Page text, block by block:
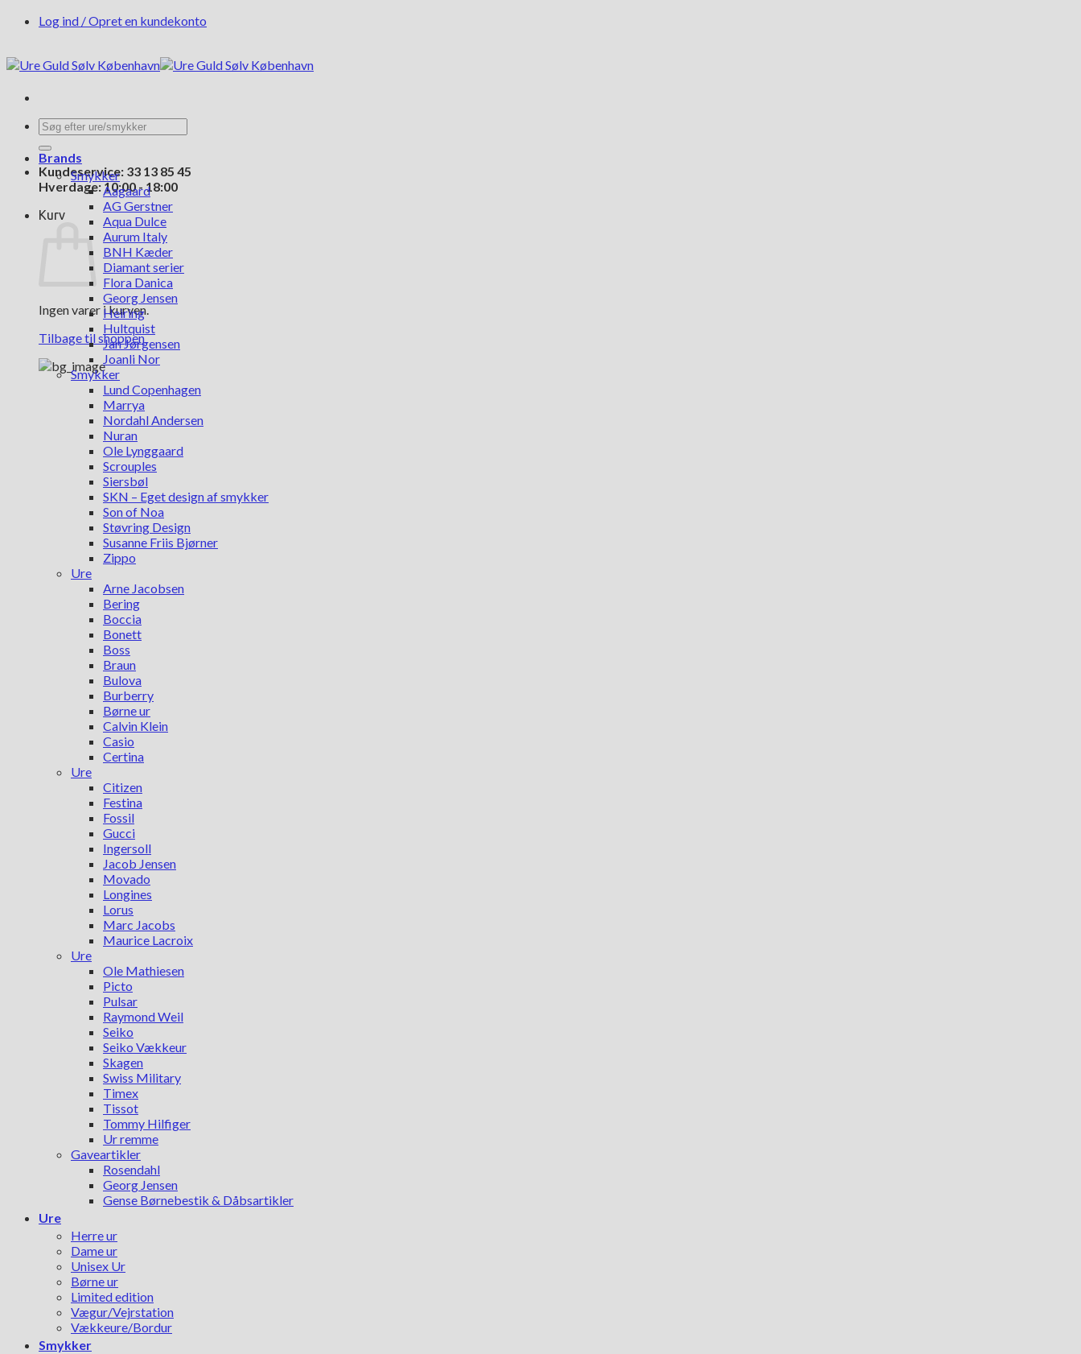
FortsætLog ind / Opret en kundekonto
Søg
efter:
Kundeservice: 33 13 85 45
Hverdage: 10:00 - 18:00
Kurv
Ingen varer i kurven.
Tilbage til shoppen
Brands
Smykker
Aagaard
AG Gerstner
Aqua Dulce
Aurum Italy
BNH Kæder
Diamant serier
Flora Danica
Georg Jensen
Heiring
Hultquist
Jan Jørgensen
Joanli Nor
Smykker
Lund Copenhagen
Marrya
Nordahl Andersen
Nuran
Ole Lynggaard
Scrouples
Siersbøl
SKN – Eget design af smykker
Son of Noa
Støvring Design
Susanne Friis Bjørner
Zippo
Ure
Arne Jacobsen
Bering
Boccia
Bonett
Boss
Braun
Bulova
Burberry
Børne ur
Calvin Klein
Casio
Certina
Ure
Citizen
Festina
Fossil
Gucci
Ingersoll
Jacob Jensen
Movado
Longines
Lorus
Marc Jacobs
Maurice Lacroix
Ure
Ole Mathiesen
Picto
Pulsar
Raymond Weil
Seiko
Seiko Vækkeur
Skagen
Swiss Military
Timex
Tissot
Tommy Hilfiger
Ur remme
Gaveartikler
Rosendahl
Georg Jensen
Gense Børnebestik & Dåbsartikler
Ure
Herre ur
Dame ur
Unisex Ur
Børne ur
Limited edition
Vægur/Vejrstation
Vækkeure/Bordur
Smykker